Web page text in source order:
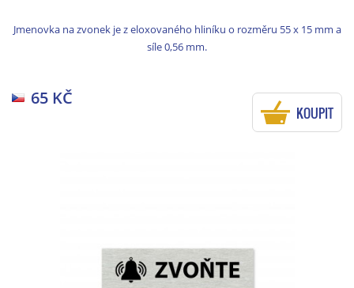
Jmenovka na zvonek je z eloxovaného hliníku o rozměru 55 x 15 mm a
síle 0,56 mm.
65 KČ
KOUPIT